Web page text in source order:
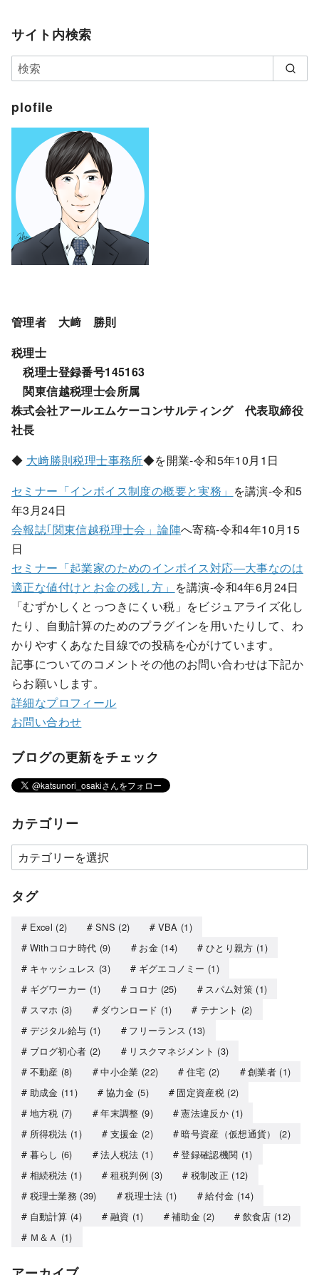
サイト内検索
plofile
管理者 大﨑 勝則
税理士
税理士登録番号145163
関東信越税理士会所属
株式会社アールエムケーコンサルティング 代表取締役
社長
◆ 大﨑勝則税理士事務所◆を開業-令和5年10月1日
セミナー「インボイス制度の概要と実務」 を講演-令和5
年3月24日
会報誌｢関東信越税理士会」論陣へ寄稿-令和4年10月15
日
セミナー「起業家のためのインボイス対応―大事なのは
適正な値付けとお金の残し方」 を講演-令和4年6月24日
「むずかしくとっつきにくい税」をビジュアライズ化し
たり、自動計算のためのプラグインを用いたりして、わ
かりやすくあなた目線での投稿を心がけています。
記事についてのコメントその他のお問い合わせは下記か
らお願いします。
詳細なプロフィール
お問い合わせ
ブログの更新をチェック
カテゴリー
タグ
Excel (2) SNS (2) VBA (1)
Withコロナ時代 (9) お金(14) ひとり親方 (1)
キャッシュレス (3) ギグエコノミー (1)
ギグワーカー (1) コロナ (25) スパム対策(1)
スマホ (3) ダウンロード (1) テナント (2)
デジタル給与 (1) フリーランス (13)
ブログ初心者 (2) リスクマネジメント (3)
不動産 (8) 中小企業 (22) 住宅 (2) 創業者 (1)
助成金 (11) 協力金 (5) 固定資産税 (2)
地方税 (7) 年末調整 (9) 憲法違反か(1)
所得税法 (1) 支援金 (2) 暗号資産（仮想通貨）
(2)
暮らし (6) 法人税法 (1) 登録確認機関 (1)
相続税法 (1) 租税判例 (3) 税制改正 (12)
税理士業務 (39) 税理士法 (1) 給付金 (14)
自動計算 (4) 融資 (1) 補助金 (2) 飲食店 (12)
Ｍ＆Ａ (1)